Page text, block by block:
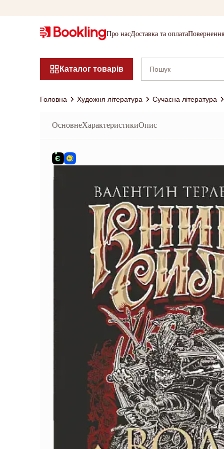
Про насДоставка та оплата
Каталог товарів
Головна Художня література Сучасна література
ОсновнеХарактеристикиОпис